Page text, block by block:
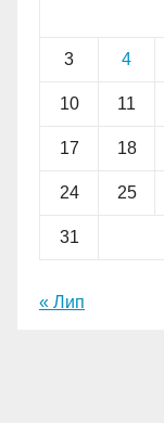
3 4
10 11
17 18
24 25
31
« Лип